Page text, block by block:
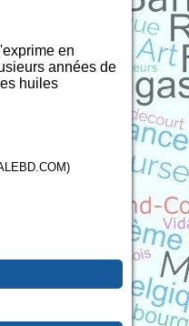
en
années de
huiles